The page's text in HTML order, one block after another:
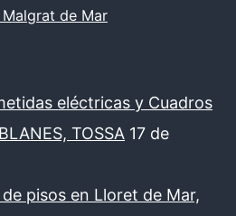
de Mar
eléctricas y Cuadros
TOSSA 17 de
pisos en Lloret de Mar,